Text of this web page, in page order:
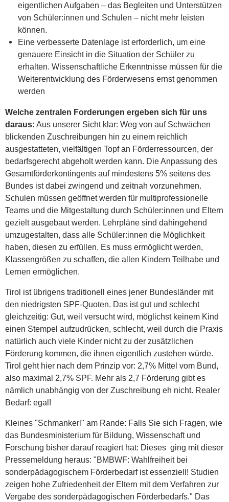
eigentlichen Aufgaben – das Begleiten und Unterstützen
von Schüler:innen und Schulen – nicht mehr leisten
können.
Eine verbesserte Datenlage ist erforderlich, um eine
genauere Einsicht in die Situation der Schüler zu
erhalten. Wissenschaftliche Erkenntnisse müssen für die
Weiterentwicklung des Förderwesens ernst genommen
werden
Welche zentralen Forderungen ergeben sich für uns
daraus: Aus unserer Sicht klar: Weg von auf Schwächen
blickenden Zuschreibungen hin zu einem reichlich
ausgestatteten, vielfältigen Topf an Förderressourcen, der
bedarfsgerecht abgeholt werden kann. Die Anpassung des
Gesamtförderkontingents auf mindestens 5% seitens des
Bundes ist dabei zwingend und zeitnah vorzunehmen.
Schulen müssen geöffnet werden für multiprofessionelle
Teams und die Mitgestaltung durch Schüler:innen und Eltern
gezielt ausgebaut werden. Lehrpläne sind dahingehend
umzugestalten, dass alle Schüler:innen die Möglichkeit
haben, diesen zu erfüllen. Es muss ermöglicht werden,
Klassengrößen zu schaffen, die allen Kindern Teilhabe und
Lernen ermöglichen.
Tirol ist übrigens traditionell eines jener Bundesländer mit
den niedrigsten SPF-Quoten. Das ist gut und schlecht
gleichzeitig: Gut, weil versucht wird, möglichst keinem Kind
einen Stempel aufzudrücken, schlecht, weil durch die Praxis
natürlich auch viele Kinder nicht zu der zusätzlichen
Förderung kommen, die ihnen eigentlich zustehen würde.
Tirol geht hier nach dem Prinzip vor: 2,7% Mittel vom Bund,
also maximal 2,7% SPF. Mehr als 2,7 Förderung gibt es
nämlich unabhängig von der Zuschreibung eh nicht. Realer
Bedarf: egal!
Kleines "Schmankerl" am Rande: Falls Sie sich Fragen, wie
das Bundesministerium für Bildung, Wissenschaft und
Forschung bisher darauf reagiert hat: Dieses ging mit dieser
Pressemeldung heraus: "BMBWF: Wahlfreiheit bei
sonderpädagogischem Förderbedarf ist essenziell! Studien
zeigen hohe Zufriedenheit der Eltern mit dem Verfahren zur
Vergabe des sonderpädagogischen Förderbedarfs." Das